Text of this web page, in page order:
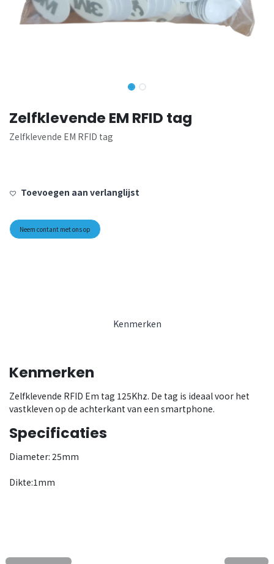
Zelfklevende EM RFID tag
Zelfklevende EM RFID tag
Toevoegen aan verlanglijst
Neem contant met ons op
Kenmerken
Kenmerken
Zelfklevende RFID Em tag 125Khz. De tag is ideaal voor het
vastkleven op de achterkant van een smartphone.
Specificaties
Diameter: 25mm
Dikte:1mm